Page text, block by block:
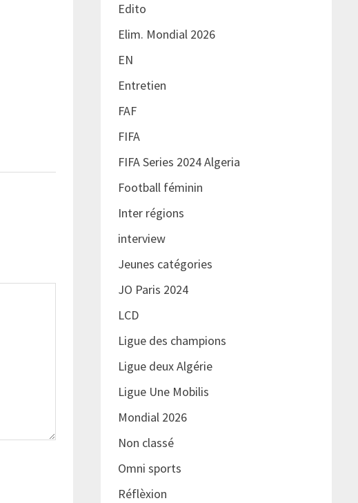
Edito
Elim. Mondial 2026
EN
Entretien
FAF
FIFA
FIFA Series 2024 Algeria
Football féminin
Inter régions
interview
Jeunes catégories
JO Paris 2024
LCD
Ligue des champions
Ligue deux Algérie
Ligue Une Mobilis
Mondial 2026
Non classé
Omni sports
Réflèxion